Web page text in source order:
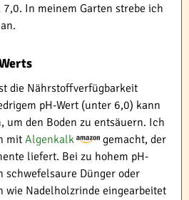
In meinem Garten strebe ich
die Nährstoffverfügbarkeit
pH-Wert (unter 6,0) kann
um den Boden zu entsäuern. Ich
mit Algenkalk
gemacht, der
liefert. Bei zu hohem pH-
schwefelsaure Dünger oder
wie Nadelholzrinde eingearbeitet